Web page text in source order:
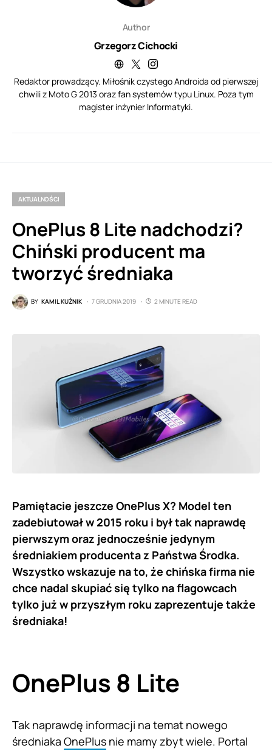
Author
Grzegorz Cichocki
Redaktor prowadzący. Miłośnik czystego Androida od pierwszej
chwili z Moto G 2013 oraz fan systemów typu Linux. Poza tym
magister inżynier Informatyki.
AKTUALNOŚCI
OnePlus 8 Lite nadchodzi?
Chiński producent ma
tworzyć średniaka
BY KAMIL KUŹNIK 7 GRUDNIA 2019 2 MINUTE READ
Pamiętacie jeszcze OnePlus X? Model ten
zadebiutował w 2015 roku i był tak naprawdę
pierwszym oraz jednocześnie jedynym
średniakiem producenta z Państwa Środka.
Wszystko wskazuje na to, że chińska firma nie
chce nadal skupiać się tylko na flagowcach
tylko już w przyszłym roku zaprezentuje także
średniaka!
OnePlus 8 Lite
Tak naprawdę informacji na temat nowego
średniaka OnePlus nie mamy zbyt wiele. Portal